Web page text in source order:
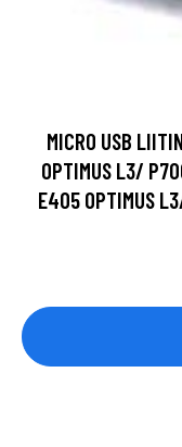
MICRO USB
OPTIMUS L3/
E405 OPTIMUS